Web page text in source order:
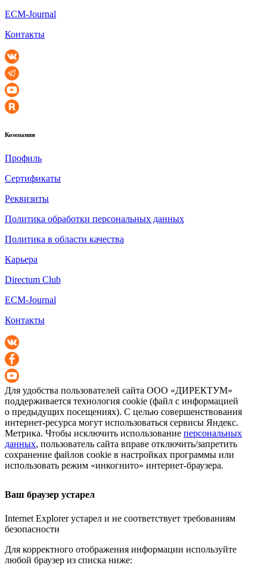
ECM-Journal
Контакты
Компания
Профиль
Сертификаты
Реквизиты
Политика обработки персональных данных
Политика в области качества
Карьера
Directum Club
ECM-Journal
Контакты
Для удобства пользователей сайта ООО «ДИРЕКТУМ»
поддерживается технология cookie (файл с информацией
о предыдущих посещениях). С целью совершенствования
интернет-ресурса могут использоваться сервисы Яндекс.
Метрика. Чтобы исключить использование персональных
данных, пользователь сайта вправе отключить/запретить
сохранение файлов cookie в настройках программы или
использовать режим «инкогнито» интернет-браузера.
Ваш браузер устарел
Internet Explorer устарел и не соответствует требованиям
безопасности
Для корректного отображения информации используйте
любой браузер из списка ниже: